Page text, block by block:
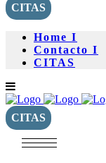
CITAS
Home I
Contacto I
CITAS
CITAS